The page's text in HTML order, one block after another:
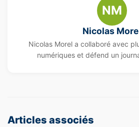
NM
Nicolas
Nicolas Morel a collaboré avec
numériques et défend un
Articles associés